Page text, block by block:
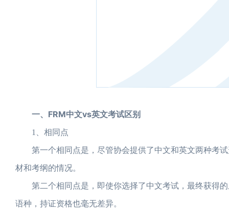
一、FRM中文vs英文考试区别
1、相同点
第一个相同点是，尽管协会提供了中文和英文两种考试
材和考纲的情况。
第二个相同点是，即使你选择了中文考试，最终获得的
语种，持证资格也毫无差异。